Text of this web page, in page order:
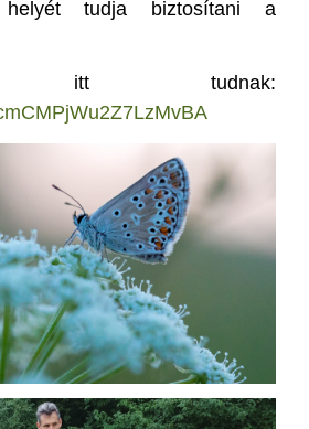
tudja biztosítani a
itt tudnak: